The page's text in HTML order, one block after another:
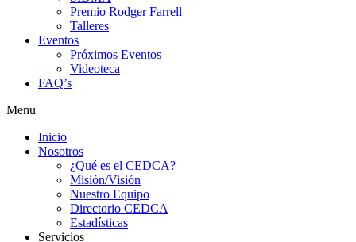
Premio Rodger Farrell
Talleres
Eventos
Próximos Eventos
Videoteca
FAQ’s
Menu
Inicio
Nosotros
¿Qué es el CEDCA?
Misión/Visión
Nuestro Equipo
Directorio CEDCA
Estadísticas
Servicios